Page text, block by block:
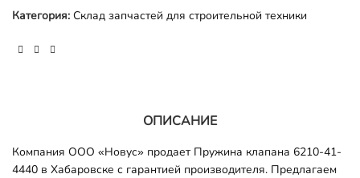
Категория: Склад запчастей для строительной техники
ОПИСАНИЕ
Компания ООО «Новус» продает Пружина клапана 6210-41-
4440 в Хабаровске с гарантией производителя. Предлагаем